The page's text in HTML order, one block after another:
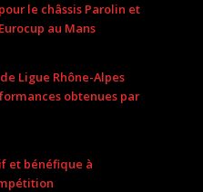
le châssis Parolin et
au Mans
Ligue Rhône-Alpes
obtenues par
et bénéfique à